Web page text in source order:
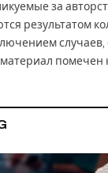
за
результатом
случаев,
помечен